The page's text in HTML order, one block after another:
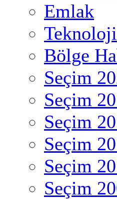
Emlak
Teknoloji
Bölge
Seçim
Seçim
Seçim
Seçim
Seçim
Seçim